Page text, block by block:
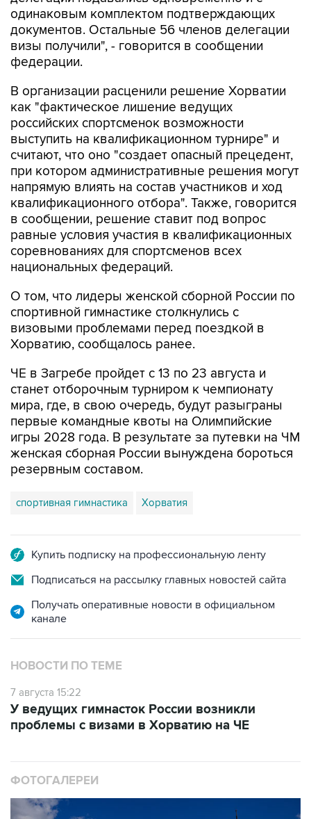
одинаковым комплектом подтверждающих
документов. Остальные 56 членов делегации
визы получили", - говорится в сообщении
федерации.
В организации расценили решение Хорватии
как "фактическое лишение ведущих
российских спортсменок возможности
выступить на квалификационном турнире" и
считают, что оно "создает опасный прецедент,
при котором административные решения могут
напрямую влиять на состав участников и ход
квалификационного отбора". Также, говорится
в сообщении, решение ставит под вопрос
равные условия участия в квалификационных
соревнованиях для спортсменов всех
национальных федераций.
О том, что лидеры женской сборной России по
спортивной гимнастике столкнулись с
визовыми проблемами перед поездкой в
Хорватию, сообщалось ранее.
ЧЕ в Загребе пройдет с 13 по 23 августа и
станет отборочным турниром к чемпионату
мира, где, в свою очередь, будут разыграны
первые командные квоты на Олимпийские
игры 2028 года. В результате за путевки на ЧМ
женская сборная России вынуждена бороться
резервным составом.
спортивная гимнастика Хорватия
Купить подписку на профессиональную ленту
Подписаться на рассылку главных новостей сайта
Получать оперативные новости в официальном
канале
НОВОСТИ ПО ТЕМЕ
7 августа 15:22
У ведущих гимнасток России возникли
проблемы с визами в Хорватию на ЧЕ
ФОТОГАЛЕРЕИ